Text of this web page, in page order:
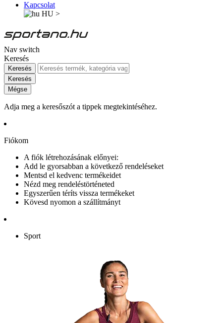
Kapcsolat
HU >
Nav switch
Keresés
Keresés
Keresés
Mégse
Adja meg a keresőszót a tippek megtekintéséhez.
Fiókom
A fiók létrehozásának előnyei:
Add le gyorsabban a következő rendeléseket
Mentsd el kedvenc termékeidet
Nézd meg rendeléstörténeted
Egyszerűen téríts vissza termékeket
Kövesd nyomon a szállítmányt
Sport